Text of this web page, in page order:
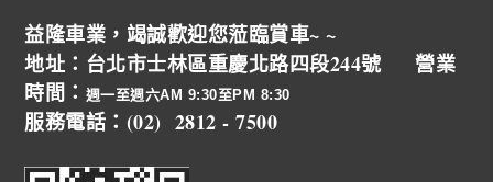
益隆車業，竭誠歡迎您蒞臨賞車~ ~
地址：台北市士林區重慶北路四段244號 營業
時間： 週一至週六AM 9:30至PM 8:30
服務電話：(02) 2812 - 7500